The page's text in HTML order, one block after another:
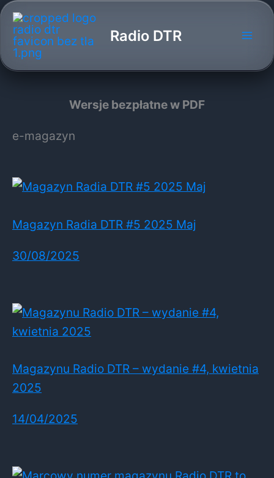
Przejdź
treści
Radio DTR
Wersje bezpłatne w PDF
e-magazyn
Magazyn Radia DTR #5 2025 Maj
30/08/2025
Magazynu Radio DTR – wydanie #4, kwietnia
2025
14/04/2025